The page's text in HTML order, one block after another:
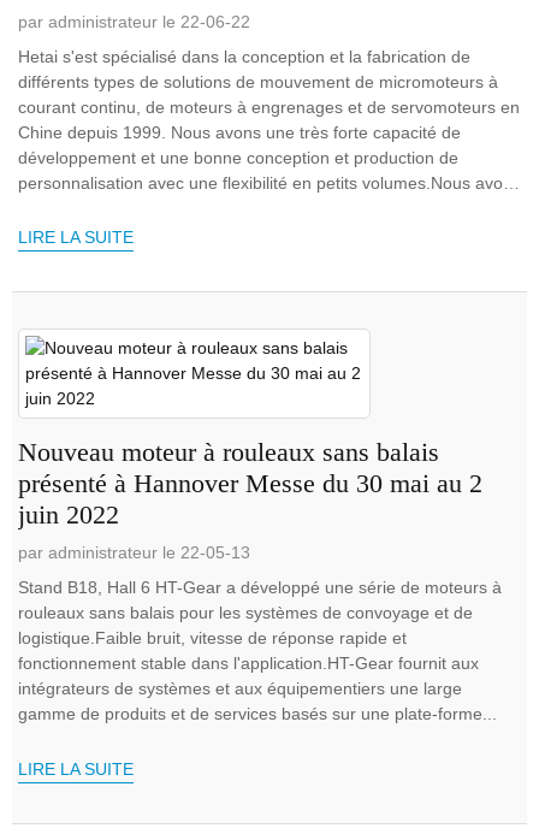
par administrateur le 22-06-22
Hetai s'est spécialisé dans la conception et la fabrication de
différents types de solutions de mouvement de micromoteurs à
courant continu, de moteurs à engrenages et de servomoteurs en
Chine depuis 1999. Nous avons une très forte capacité de
développement et une bonne conception et production de
personnalisation avec une flexibilité en petits volumes.Nous avons
LIRE LA SUITE
Nouveau moteur à rouleaux sans balais
présenté à Hannover Messe du 30 mai au 2
juin 2022
par administrateur le 22-05-13
Stand B18, Hall 6 HT-Gear a développé une série de moteurs à
rouleaux sans balais pour les systèmes de convoyage et de
logistique.Faible bruit, vitesse de réponse rapide et
fonctionnement stable dans l'application.HT-Gear fournit aux
intégrateurs de systèmes et aux équipementiers une large
gamme de produits et de services basés sur une plate-forme...
LIRE LA SUITE